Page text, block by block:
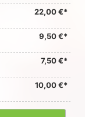
22,00 €*
9,50 €*
7,50 €*
10,00 €*